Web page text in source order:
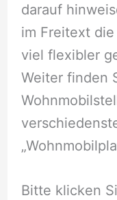
darauf
im Freitext
viel flexibler
Weiter finden
Bitte klicken